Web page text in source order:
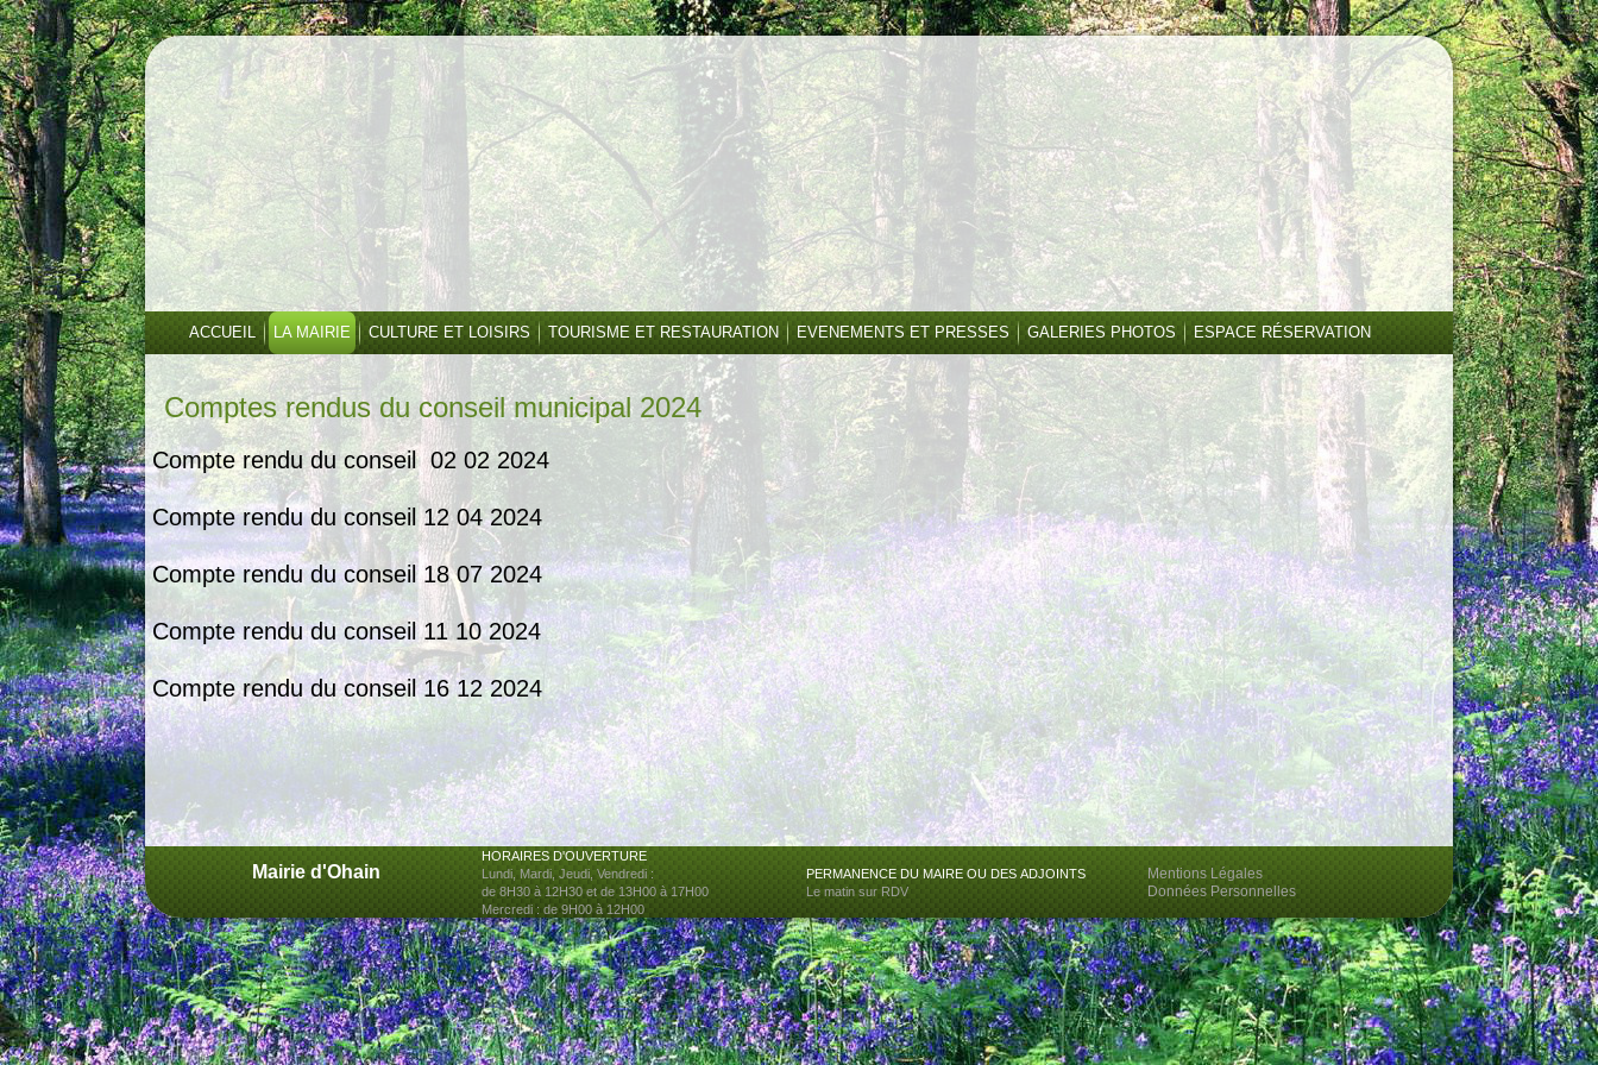
ACCUEIL LA MAIRIE CULTURE ET LOISIRS TOURISME ET RESTAURATION EVENEMENTS ET PRESSES GALERIES PHOTOS ESPACE RÉSERVATION
Comptes rendus du conseil municipal 2024
Compte rendu du conseil 02 02 2024
Compte rendu du conseil 12 04 2024
Compte rendu du conseil 18 07 2024
Compte rendu du conseil 11 10 2024
Compte rendu du conseil 16 12 2024
Mairie d'Ohain
HORAIRES D'OUVERTURE
Lundi, Mardi, Jeudi, Vendredi :
de 8H30 à 12H30 et de 13H00 à 17H00
Mercredi : de 9H00 à 12H00
PERMANENCE DU MAIRE OU DES ADJOINTS
Le matin sur RDV
Mentions Légales
Données Personnelles